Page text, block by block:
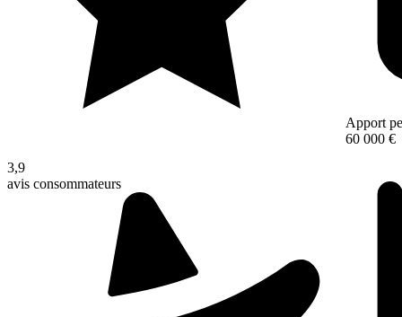
3,9
avis consommateurs
Apport
60 000 €